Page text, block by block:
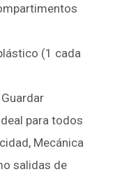
(1 cada
para todos
Mecánica
salidas de